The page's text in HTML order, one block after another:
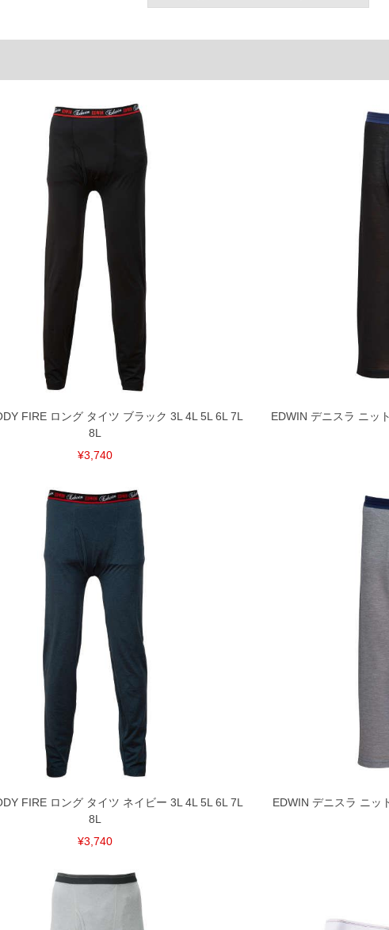
125～140
145～160
サイズの誤差がございます。また、お客様がご使用の環境（コンピュ
商品の色味が若干異なる場合がございます。予めご了承ください。
商品に付いているタグのサイズ表記と異なる場合があります。お取り
の記載もご確認下さい。
、実店鋪と在庫を共用しておりますので店頭での売り違い、店舗から
、お客様にご迷惑をお掛けしてしまう場合がございます。そのような
努めておりますが、もしあった場合速やかにご連絡させて頂きますの
ご希望の場合】
となります。
記入下さい。（裾上げ無料対象商品は1本につき税込6,000円以上の品
下の商品は有料（500円+税）となります。）
日間程お時間を頂く場合がございます。
返品・交換不可となりますので、予めご了承下さい。
が施されている等)
商品到着後1週間以内にご連絡ください。
FIRE ロング タイツ ブラック 3L 4L 5L 6L 7L
8L
¥3,740
EDWIN デニスラ ニッ
FIRE ロング タイツ ネイビー 3L 4L 5L 6L 7L
8L
¥3,740
EDWIN デニスラ ニッ